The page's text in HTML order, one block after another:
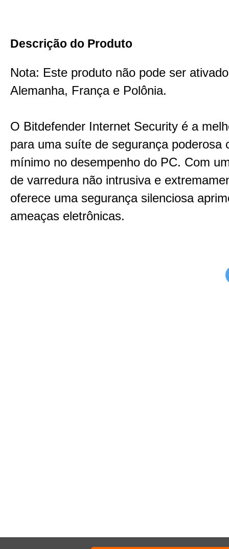
Descrição do Produto
Nota: Este produto não pode ser
Alemanha, França e Polônia.
O Bitdefender Internet Security é a
para uma suíte de segurança poderosa
mínimo no desempenho do PC. Com
de varredura não intrusiva e
oferece uma segurança silenciosa
ameaças eletrônicas.